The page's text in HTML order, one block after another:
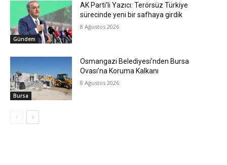
Gündem
AK Parti’li Yazıcı: Terörsüz Türkiye
sürecinde yeni bir safhaya girdik
8 Ağustos 2026
Bursa
Osmangazi Belediyesi’nden Bursa
Ovası’na Koruma Kalkanı
8 Ağustos 2026